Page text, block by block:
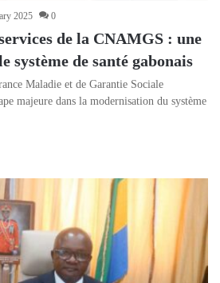
2025 0
de la CNAMGS : une
système de santé gabonais
Maladie et de Garantie Sociale
majeure dans la modernisation du système